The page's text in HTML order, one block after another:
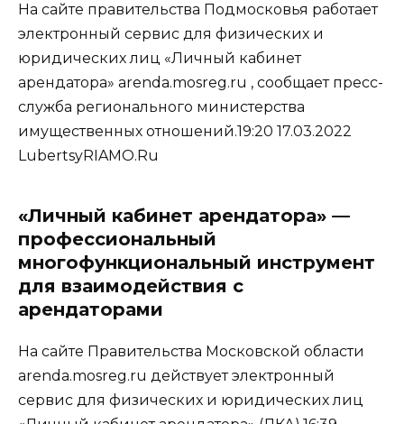
На сайте правительства Подмосковья работает
электронный сервис для физических и
юридических лиц «Личный кабинет
арендатора» arenda.mosreg.ru , сообщает пресс-
служба регионального министерства
имущественных отношений.19:20 17.03.2022
LubertsyRIAMO.Ru
«Личный кабинет арендатора» —
профессиональный
многофункциональный инструмент
для взаимодействия с
арендаторами
На сайте Правительства Московской области
arenda.mosreg.ru действует электронный
сервис для физических и юридических лиц